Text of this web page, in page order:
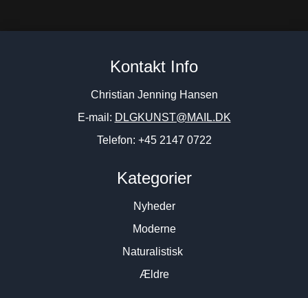
Kontakt Info
Christian Jenning Hansen
E-mail: DLGKUNST@MAIL.DK
Telefon: +45 2147 0722
Kategorier
Nyheder
Moderne
Naturalistisk
Ældre